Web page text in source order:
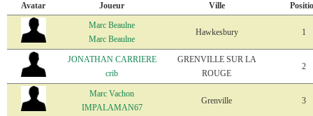
Avatar Joueur Ville
Marc Beaulne
Marc Beaulne
Hawkesbury 1
JONATHAN CARRIERE
crib
GRENVILLE SUR LA
ROUGE
2
Marc Vachon
IMPALAMAN67
Grenville 3